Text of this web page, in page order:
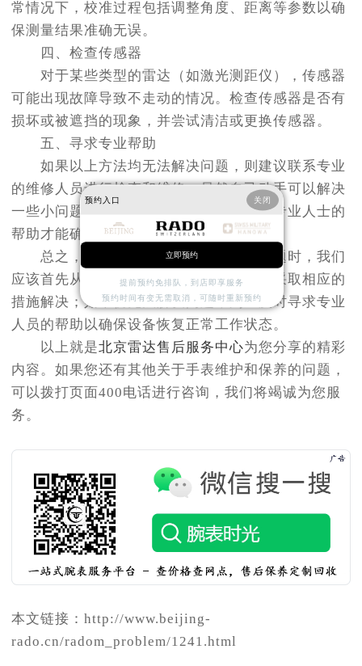
常情况下，校准过程包括调整角度、距离等参数以确
保测量结果准确无误。
四、检查传感器
对于某些类型的雷达（如激光测距仪），传感器
可能出现故障导致不走动的情况。检查传感器是否有
损坏或被遮挡的现象，并尝试清洁或更换传感器。
五、寻求专业帮助
如果以上方法均无法解决问题，则建议联系专业
的维修人员进行检查和维修。虽然自己动手可以解决
一些小问题，但对于复杂的故障还是需要专业人士的
帮助才能确保设备恢复正常工作。
总之，在面对雷达长时间不走动的问题时，我们
应该首先从简单的方面入手排查原因，并采取相应的
措施解决；如果仍无法解决问题，则应及时寻求专业
人员的帮助以确保设备恢复正常工作状态。
以上就是北京雷达售后服务中心为您分享的精彩
内容。如果您还有其他关于手表维护和保养的问题，
可以拨打页面400电话进行咨询，我们将竭诚为您服
务。
本文链接：http://www.beijing-
rado.cn/radom_problem/1241.html
预约入口 关闭
立即预约
提前预约免排队，到店即享服务
预约时间有变无需取消，可随时重新预约